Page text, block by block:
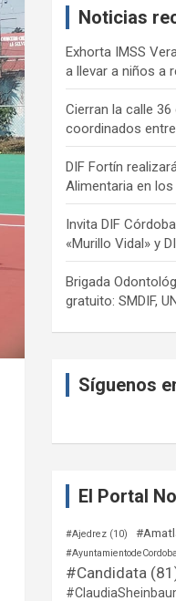
Noticias
Exhorta IMSS
a llevar a niños a
Cierran la calle
coordinados
DIF Fortín
Alimentaria en
Invita DIF
«Murillo Vidal» y
Brigada
gratuito: SMDIF,
Síguenos
El Portal
#Ajedrez (10)
#AyuntamientodeCordoba
#Candidata